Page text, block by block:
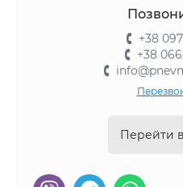
+38
+38
Перейти